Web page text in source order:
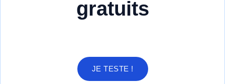
gratuits
JE TESTE !